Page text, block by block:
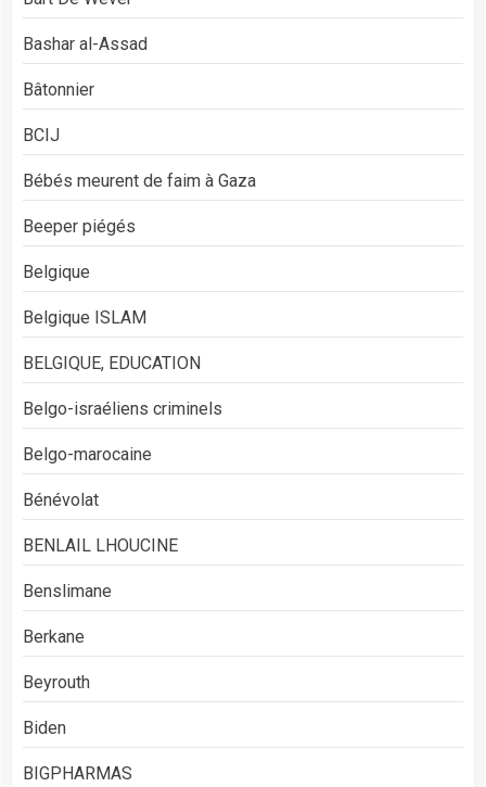
Bashar al-Assad
Bâtonnier
BCIJ
Bébés meurent de faim à Gaza
Beeper piégés
Belgique
Belgique ISLAM
BELGIQUE, EDUCATION
Belgo-israéliens criminels
Belgo-marocaine
Bénévolat
BENLAIL LHOUCINE
Benslimane
Berkane
Beyrouth
Biden
BIGPHARMAS